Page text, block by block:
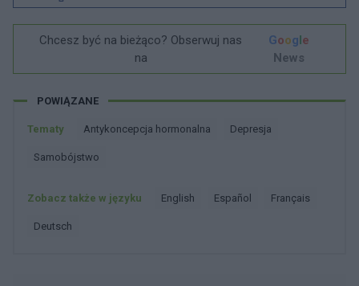
Chcesz być na bieżąco? Obserwuj nas
na
Google
News
POWIĄZANE
Tematy Antykoncepcja hormonalna Depresja
Samobójstwo
Zobacz także w języku english español français
deutsch